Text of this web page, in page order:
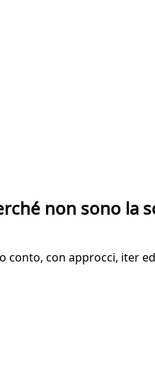
non sono la
con approcci, iter